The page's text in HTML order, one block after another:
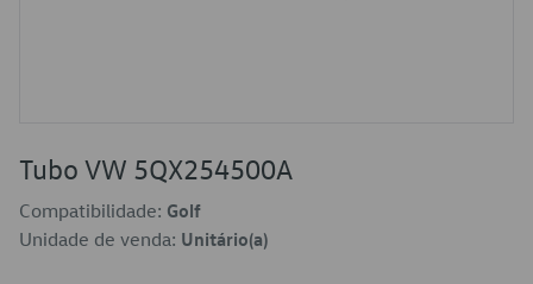
Tubo VW 5QX254500A
Compatibilidade: Golf
Unidade de venda: Unitário(a)